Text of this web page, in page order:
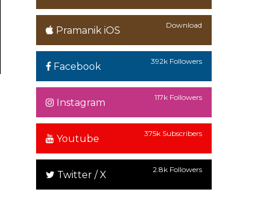
Pramanik iOS Download
Facebook 392k Followers
Instagram 117k Followers
Youtube 375k Subscribers
Twitter / X 2.8k Followers